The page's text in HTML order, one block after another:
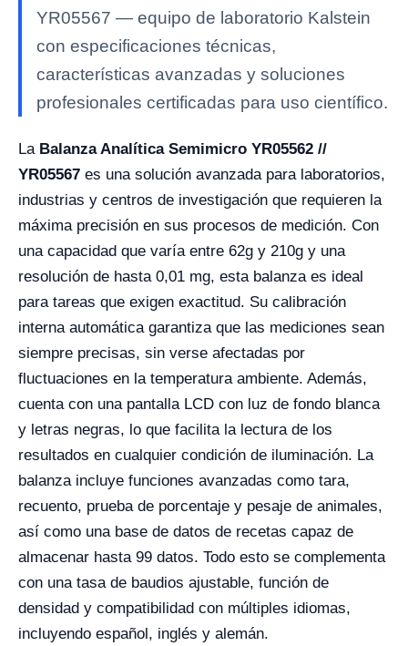
YR05567 — equipo de laboratorio Kalstein
con especificaciones técnicas,
características avanzadas y soluciones
profesionales certificadas para uso científico.
LaBalanza Analítica Semimicro YR05562 //
YR05567 es una solución avanzada para laboratorios,
industrias y centros de investigación que requieren la
máxima precisión en sus procesos de medición. Con
una capacidad que varía entre 62g y 210g y una
resolución de hasta 0,01 mg, esta balanza es ideal
para tareas que exigen exactitud. Su calibración
interna automática garantiza que las mediciones sean
siempre precisas, sin verse afectadas por
fluctuaciones en la temperatura ambiente. Además,
cuenta con una pantalla LCD con luz de fondo blanca
y letras negras, lo que facilita la lectura de los
resultados en cualquier condición de iluminación. La
balanza incluye funciones avanzadas como tara,
recuento, prueba de porcentaje y pesaje de animales,
así como una base de datos de recetas capaz de
almacenar hasta 99 datos. Todo esto se complementa
con una tasa de baudios ajustable, función de
densidad y compatibilidad con múltiples idiomas,
incluyendo español, inglés y alemán.